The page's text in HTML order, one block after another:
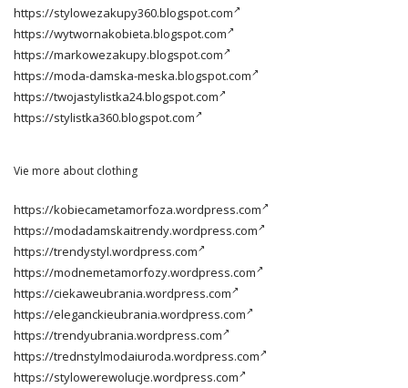
https://stylowezakupy360.blogspot.com
https://wytwornakobieta.blogspot.com
https://markowezakupy.blogspot.com
https://moda-damska-meska.blogspot.com
https://twojastylistka24.blogspot.com
https://stylistka360.blogspot.com
Vie more about clothing
https://kobiecametamorfoza.wordpress.com
https://modadamskaitrendy.wordpress.com
https://trendystyl.wordpress.com
https://modnemetamorfozy.wordpress.com
https://ciekaweubrania.wordpress.com
https://eleganckieubrania.wordpress.com
https://trendyubrania.wordpress.com
https://trednstylmodaiuroda.wordpress.com
https://stylowerewolucje.wordpress.com